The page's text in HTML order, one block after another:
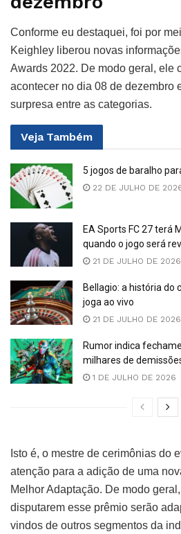
Conforme eu destaquei, foi por
Keighley liberou novas
Awards 2022. De modo geral, ele
acontecer no dia 08 de dezembro
surpresa entre as categorias.
Veja Também
5 jogos de baralho
22 DE JULHO DE
EA Sports FC 27 terá
quando o jogo será
21 DE JULHO DE 2026
Bellagio: a história do
joga ao vivo
21 DE JULHO DE 2026
Rumor indica
milhares de
1 DE JULHO DE 2026
Isto é, o mestre de cerimônias do
atenção para a adição de uma
Melhor Adaptação. De modo
disputarem esse prêmio serão
vindos de outros segmentos da